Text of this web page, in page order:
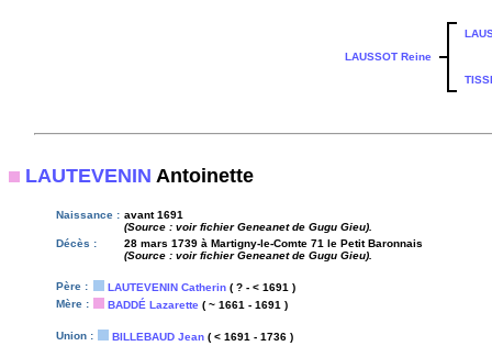
LAUSSOT Reine
LAUTEVENIN Antoinette
Naissance : avant 1691
(Source : voir fichier Geneanet de Gugu Gieu).
Décès :
28 mars 1739 à Martigny-le-Comte 71 le Petit Baronnais
(Source : voir fichier Geneanet de Gugu Gieu).
Père : LAUTEVENIN Catherin ( ? - < 1691 )
Mère :
BADDÉ Lazarette ( ~ 1661 - 1691 )
Union : BILLEBAUD Jean ( < 1691 - 1736 )